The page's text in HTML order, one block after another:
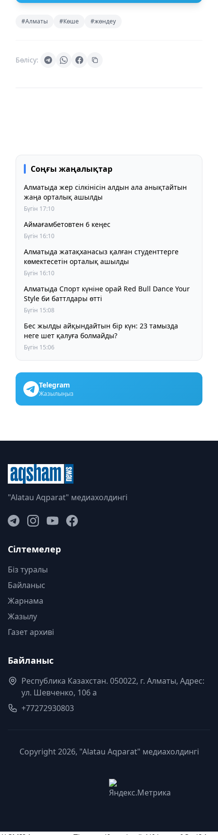
#Алматы #Көше #жөндеу
Бөлісу:
Соңғы жаңалықтар
Алматыда жер сілкінісін алдын ала анықтайтын
жаңа орталық ашылды
Бүгін 17:10
Аймағамбетовтен 6 кеңес
Бүгін 16:10
Алматыда жатақханасыз қалған студенттерге
көмектесетін орталық ашылды
Бүгін 16:10
Алматыда Спорт күніне орай Red Bull Dance Your
Style би баттлдары өтті
Бүгін 15:08
Бес жылды айқындайтын бір күн: 23 тамызда
неге шет қалуға болмайды?
Бүгін 15:06
Telegram
Жазылыңыз
"Alatau Aqparat" медиахолдингі
Сілтемелер
Біз туралы
Байланыс
Жарнама
Жазылу
Газет архиві
Байланыс
Республика Казахстан. 050022, г. Алматы, Адрес:
ул. Шевченко, 106 а
+77272930803
Copyright 2026, "Alatau Aqparat" медиахолдингі